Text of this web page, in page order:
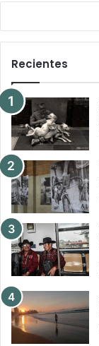
Recientes